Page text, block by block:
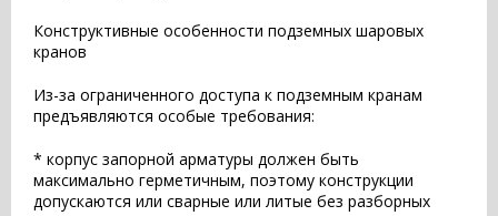
Конструктивные особенности подземных шаровых
кранов
Из-за ограниченного доступа к подземным кранам
предъявляются особые требования:
* корпус запорной арматуры должен быть
максимально герметичным, поэтому конструкции
допускаются или сварные или литые без разборных